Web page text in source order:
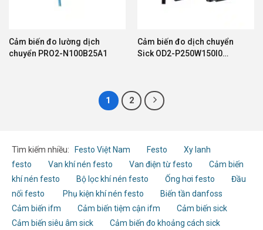
Cảm biến đo lường dịch
chuyển PRO2-N100B25A1
Cảm biến đo dịch chuyển
Sick OD2-P250W150I0
1 2
Tìm kiếm nhiều: Festo Việt Nam Festo
Xy lanh
festo
Van khí nén festo Van điện từ festo
Cảm biến
khí nén festo
Bộ lọc khí nén festo Ống hơi festo
Đầu
nối festo
Phụ kiện khí nén festo
Biến tần danfoss
Cảm biến ifm
Cảm biến tiệm cận ifm
Cảm biến sick
Cảm biến siêu âm sick
Cảm biến đo khoảng cách sick